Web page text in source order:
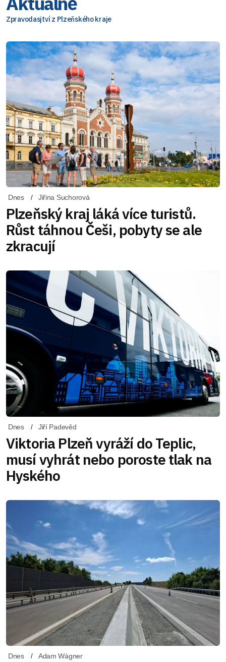
Zpravodasjtví z Plzeňského kraje
Dnes Jiřina Suchorová
Plzeňský kraj láká více turistů.
Růst táhnou Češi, pobyty se ale
zkracují
Dnes Jiří Padevěd
Viktoria Plzeň vyráží do Teplic,
musí vyhrát nebo poroste tlak na
Hyského
Dnes Adam Wágner